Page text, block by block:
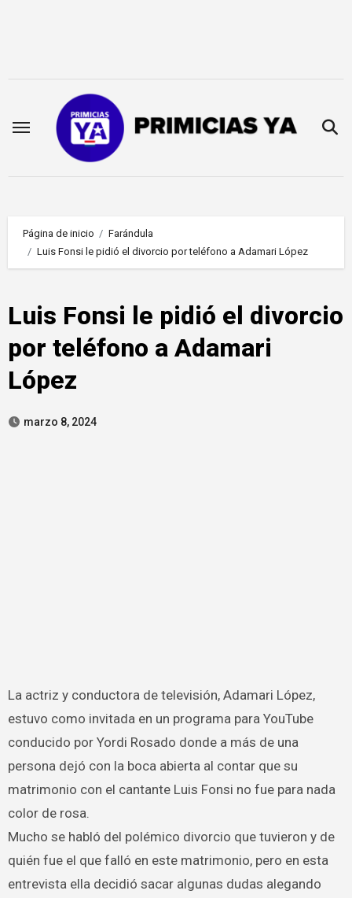
Página de inicio
Farándula
Luis Fonsi le pidió el divorcio por teléfono a Adamari López
Luis Fonsi le pidió el divorcio
por teléfono a Adamari
López
marzo 8, 2024
La actriz y conductora de televisión, Adamari López,
estuvo como invitada en un programa para YouTube
conducido por Yordi Rosado donde a más de una
persona dejó con la boca abierta al contar que su
matrimonio con el cantante Luis Fonsi no fue para nada
color de rosa.
Mucho se habló del polémico divorcio que tuvieron y de
quién fue el que falló en este matrimonio, pero en esta
entrevista ella decidió sacar algunas dudas alegando